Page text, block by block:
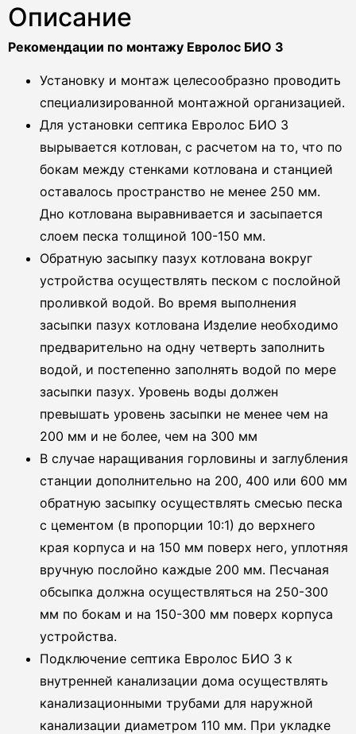
Описание
Рекомендации по монтажу Евролос БИО 3
Установку и монтаж целесообразно проводить
специализированной монтажной организацией.
Для установки септика Евролос БИО 3
вырывается котлован, с расчетом на то, что по
бокам между стенками котлована и станцией
оставалось пространство не менее 250 мм.
Дно котлована выравнивается и засыпается
слоем песка толщиной 100-150 мм.
Обратную засыпку пазух котлована вокруг
устройства осуществлять песком с послойной
проливкой водой. Во время выполнения
засыпки пазух котлована Изделие необходимо
предварительно на одну четверть заполнить
водой, и постепенно заполнять водой по мере
засыпки пазух. Уровень воды должен
превышать уровень засыпки не менее чем на
200 мм и не более, чем на 300 мм
В случае наращивания горловины и заглубления
станции дополнительно на 200, 400 или 600 мм
обратную засыпку осуществлять смесью песка
с цементом (в пропорции 10:1) до верхнего
края корпуса и на 150 мм поверх него, уплотняя
вручную послойно каждые 200 мм. Песчаная
обсыпка должна осуществляться на 250-300
мм по бокам и на 150-300 мм поверх корпуса
устройства.
Подключение септика Евролос БИО 3 к
внутренней канализации дома осуществлять
канализационными трубами для наружной
канализации диаметром 110 мм. При укладке